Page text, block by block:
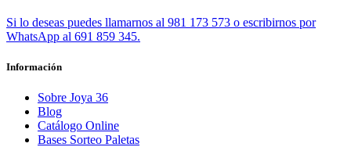
Si lo deseas puedes llamarnos al 981 173 573 o escribirnos por
WhatsApp al 691 859 345.
Información
Sobre Joya 36
Blog
Catálogo Online
Bases Sorteo Paletas